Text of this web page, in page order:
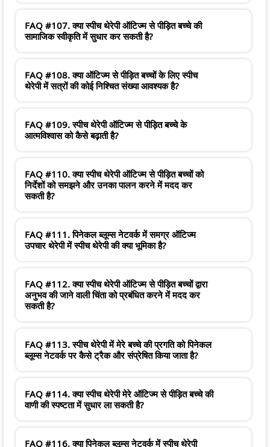
FAQ #107. क्या स्पीच थेरेपी ऑटिज्म से पीड़ित बच्चे की
सामाजिक स्वीकृति में सुधार कर सकती है?
FAQ #108. क्या ऑटिज्म से पीड़ित बच्चों के लिए स्पीच
थेरेपी में सत्रों की कोई निश्चित संख्या आवश्यक है?
FAQ #109. स्पीच थेरेपी ऑटिज्म से पीड़ित बच्चे के
आत्मविश्वास को कैसे बढ़ाती है?
FAQ #110. क्या स्पीच थेरेपी ऑटिज्म से पीड़ित बच्चों को
निर्देशों को समझने और उनका पालन करने में मदद कर
सकती है?
FAQ #111. पिनेकल ब्लूम्स नेटवर्क में समग्र ऑटिज्म
उपचार थेरेपी में स्पीच थेरेपी की क्या भूमिका है?
FAQ #112. क्या स्पीच थेरेपी ऑटिज्म से पीड़ित बच्चों द्वारा
अनुभव की जाने वाली चिंता को प्रबंधित करने में मदद कर
सकती है?
FAQ #113. स्पीच थेरेपी में मेरे बच्चे की प्रगति को पिनेकल
ब्लूम्स नेटवर्क पर कैसे ट्रैक और संप्रेषित किया जाता है?
FAQ #114. क्या स्पीच थेरेपी मेरे ऑटिज्म से पीड़ित बच्चे की
वाणी की स्पष्टता में सुधार ला सकती है?
FAQ #116. क्या पिनेकल ब्लूम्स नेटवर्क में स्पीच थेरेपी